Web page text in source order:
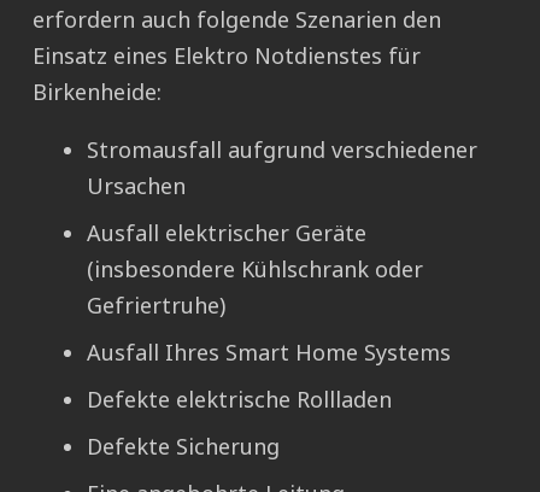
erfordern auch folgende Szenarien den
Einsatz eines Elektro Notdienstes für
Birkenheide:
Stromausfall aufgrund verschiedener
Ursachen
Ausfall elektrischer Geräte
(insbesondere Kühlschrank oder
Gefriertruhe)
Ausfall Ihres Smart Home Systems
Defekte elektrische Rollladen
Defekte Sicherung